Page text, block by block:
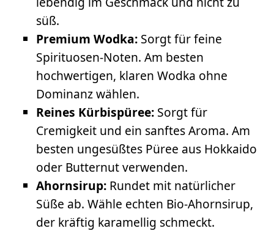
süß.
Premium Wodka: Sorgt für feine
Spirituosen-Noten. Am besten
hochwertigen, klaren Wodka ohne
Dominanz wählen.
Reines Kürbispüree: Sorgt für
Cremigkeit und ein sanftes Aroma. Am
besten ungesüßtes Püree aus Hokkaido
oder Butternut verwenden.
Ahornsirup: Rundet mit natürlicher
Süße ab. Wähle echten Bio-Ahornsirup,
der kräftig karamellig schmeckt.